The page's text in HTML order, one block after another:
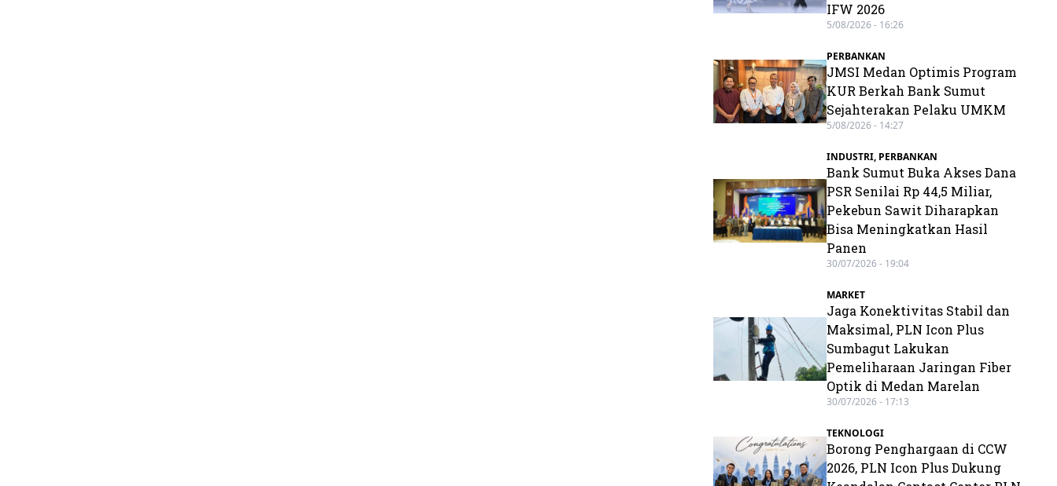
IFW 2026
5/08/2026 - 16:26
PERBANKAN
JMSI Medan Optimis Program
KUR Berkah Bank Sumut
Sejahterakan Pelaku UMKM
5/08/2026 - 14:27
INDUSTRI, PERBANKAN
Bank Sumut Buka Akses Dana
PSR Senilai Rp 44,5 Miliar,
Pekebun Sawit Diharapkan
Bisa Meningkatkan Hasil
Panen
30/07/2026 - 19:04
MARKET
Jaga Konektivitas Stabil dan
Maksimal, PLN Icon Plus
Sumbagut Lakukan
Pemeliharaan Jaringan Fiber
Optik di Medan Marelan
30/07/2026 - 17:13
TEKNOLOGI
Borong Penghargaan di CCW
2026, PLN Icon Plus Dukung